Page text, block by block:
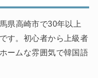
県高崎市で30年以上
す。初心者から上級者
ームな雰囲気で韓国語